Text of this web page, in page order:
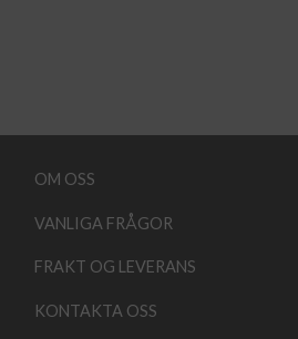
OM OSS
VANLIGA FRÅGOR
FRAKT OG LEVERANS
KONTAKTA OSS